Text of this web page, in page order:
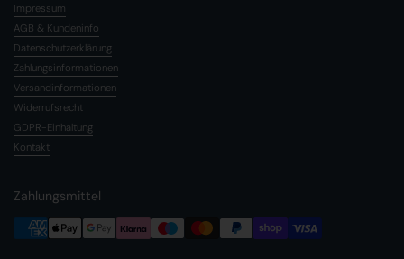
Impressum
AGB & Kundeninfo
Datenschutzerklärung
Zahlungsinformationen
Versandinformationen
Widerrufsrecht
GDPR-Einhaltung
Kontakt
Zahlungsmittel